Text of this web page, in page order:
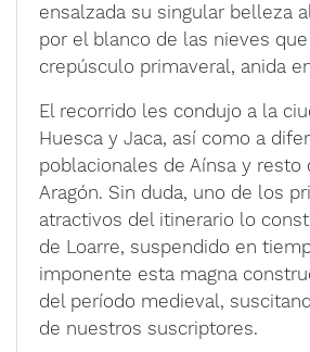
ensalzada su singular belleza
por el blanco de las nieves
crepúsculo primaveral, anida
El recorrido les condujo a la
Huesca y Jaca, así como a
poblacionales de Aínsa y resto
Aragón. Sin duda, uno de los
atractivos del itinerario lo
de Loarre, suspendido en
imponente esta magna
del período medieval,
de nuestros suscriptores.